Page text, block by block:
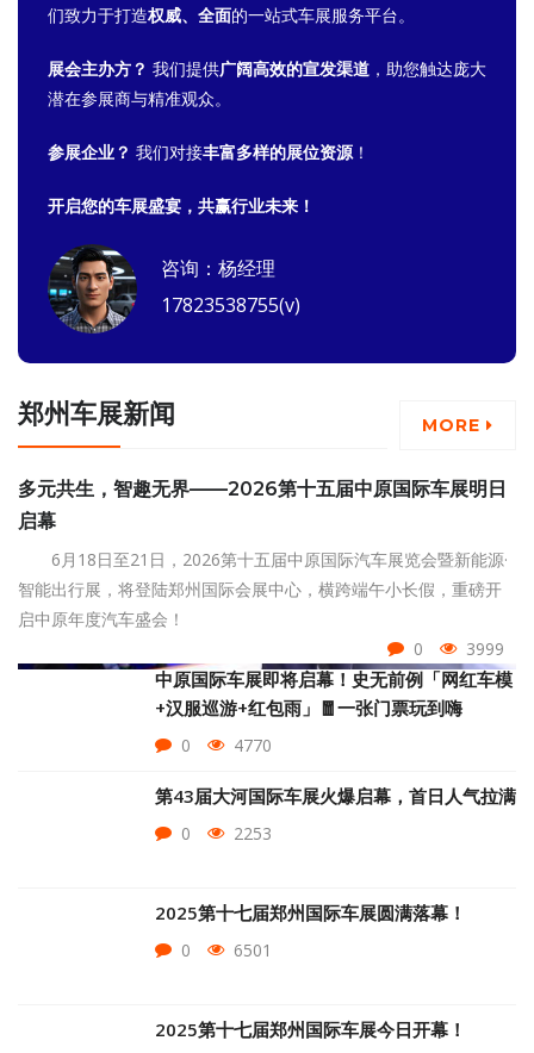
们致力于打造权威、全面的一站式车展服务平台。
展会主办方？ 我们提供广阔高效的宣发渠道 ，助您触达庞大
潜在参展商与精准观众。
参展企业？ 我们对接丰富多样的展位资源！
开启您的车展盛宴，共赢行业未来！
咨询：杨经理
17823538755(v)
郑州车展新闻 MORE
多元共生，智趣无界——2026第十五届中原国际车展明日
启幕
6月18日至21日，2026第十五届中原国际汽车展览会暨新能源·
智能出行展，将登陆郑州国际会展中心，横跨端午小长假，重磅开
启中原年度汽车盛会！
0
3999
中原国际车展即将启幕！史无前例「网红车模
+汉服巡游+红包雨」🧧一张门票玩到嗨
0 4770
第43届大河国际车展火爆启幕，首日人气拉满
0 2253
2025第十七届郑州国际车展圆满落幕！
0 6501
2025第十七届郑州国际车展今日开幕！